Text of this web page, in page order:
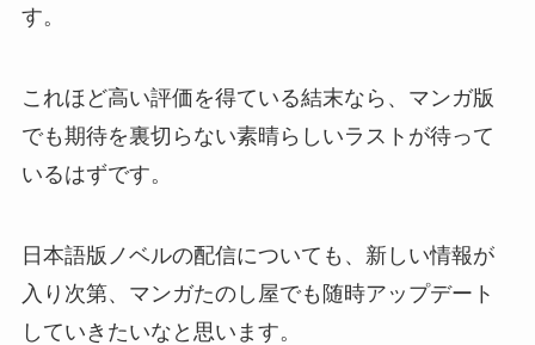
す。
これほど高い評価を得ている結末なら、マンガ版
でも期待を裏切らない素晴らしいラストが待って
いるはずです。
日本語版ノベルの配信についても、新しい情報が
入り次第、マンガたのし屋でも随時アップデート
していきたいなと思います。